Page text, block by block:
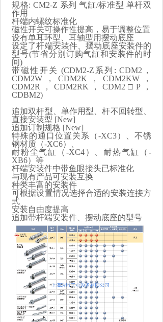
规格: CM2-Z 系列 气缸/标准型 单杆双
作用
杆端内螺纹标准化
磁性开关可操作性提高，易于调整位置
设有单耳环型、耳轴型用摆动底座
设定了杆端安装件、摆动底座安装件的
型号(节省分别订购气缸和安装件的时
间)
带磁性开关 (CDM2-Z 系列 : CDM2 ，
CDM2W ， CDM2K ， CDM2KW，
CDM2R
， CDM2RK ， CDM2 □ P，
CDBM2)
追加双杆型、单作用型、杆不回转型、
直接安装型 [New]
追加订制规格 [New]
特殊的通口位置关系（-XC3）、不锈
钢材质（-XC6）、
耐粉尘气缸（ -XC4）、耐热气缸（-
XB6）等
杆端安装件中带鱼眼接头已标准化
与现有产品可安装互换
种类丰富的安装件
可根据设置情况选择合适的安装连接方
式
安装自由度提高
追加带杆端安装件、摆动底座的型号